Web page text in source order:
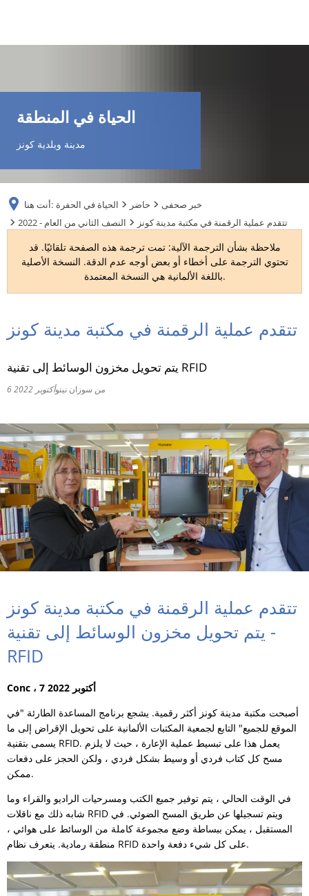
FR
TR
UK
RU
الحياة في المنطقة
مدينة وبلدية كونز
أنت هنا: الحياة في الحفرة حاضر
خبر صحفى
2022 - النصف الثاني من العام
تتقدم عملية الرقمنة في مكتبة مدينة كونز
ملاحظة بشأن الترجمة الآلية: تمت ترجمة هذه الصفحة تلقائيًا. قد
تحتوي الترجمة على أخطاء أو بعض أوجه عدم الدقة. النسخة الأصلية
باللغة الألمانية هي النسخة المعتمدة.
تتقدم عملية الرقمنة في مكتبة مدينة كونز
يتم تحويل مخزون الوسائط إلى تقنية RFID
6 أكتوبر 2022 من سوزان نينو
تتقدم عملية الرقمنة في مكتبة مدينة كونز
- يتم تحويل مخزون الوسائط إلى تقنية
RFID
Conc ، 7 أكتوبر 2022
أصبحت مكتبة مدينة كونز أكثر رقمية. يشجع برنامج المساعدة الطارئة "في
الموقع للجميع" التابع لجمعية المكتبات الألمانية على تحويل الإقراض إلى ما
يسمى بتقنية RFID. يعمل هذا على تبسيط عملية الإعارة ، حيث لا يلزم
مسح كل كتاب فردي أو وسيط بشكل فردي ، ولكن الحجز على دفعات
ممكن.
في الوقت الحالي ، يتم توفير جميع الكتب ومسرحيات الراديو والقراء وما
شابه ذلك مع ناقلات RFID ويتم تسجيلها عن طريق المسح الضوئي. في
المستقبل ، يمكن ببساطة وضع مجموعة كاملة من الوسائط على هوائي ،
منطقة رمادية. يتعرف نظام RFID على كل شيء دفعة واحدة.